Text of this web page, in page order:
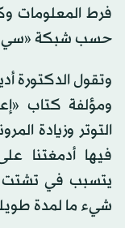
فرط المعلومات
حسب شبكة «سي
وتقول الدكتورة
ومؤلفة كتاب
التوتر وزيادة
فيها أدمغتنا
يتسبب في تشتت
شيء ما لمدة